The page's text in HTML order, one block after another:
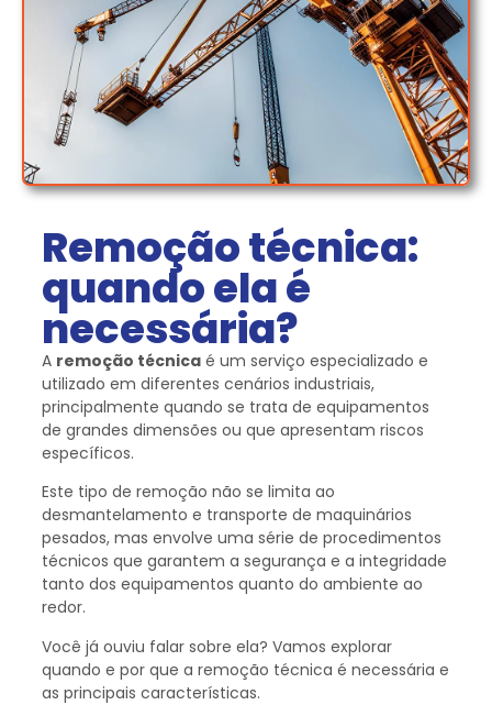
Remoção técnica:
quando ela é
necessária?
A remoção técnica é um serviço especializado e
utilizado em diferentes cenários industriais,
principalmente quando se trata de equipamentos
de grandes dimensões ou que apresentam riscos
específicos.
Este tipo de remoção não se limita ao
desmantelamento e transporte de maquinários
pesados, mas envolve uma série de procedimentos
técnicos que garantem a segurança e a integridade
tanto dos equipamentos quanto do ambiente ao
redor.
Você já ouviu falar sobre ela? Vamos explorar
quando e por que a remoção técnica é necessária e
as principais características.